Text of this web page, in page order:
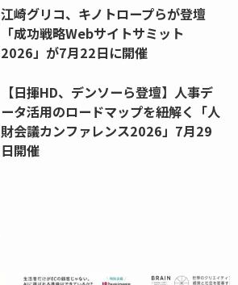
江崎グリコ、キノトロープらが登壇
「成功戦略Webサイトサミット
2026」が7月22日に開催
【日揮HD、デンソーら登壇】人事デ
ータ活用のロードマップを紐解く「人
財会議カンファレンス2026」7月29
日開催